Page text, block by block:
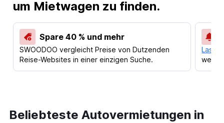
um Mietwagen zu finden.
Spare 40 % und mehr
SWOODOO vergleicht Preise von Dutzenden
Reise-Websites in einer einzigen Suche.
Lass
Beliebteste Autovermietungen in